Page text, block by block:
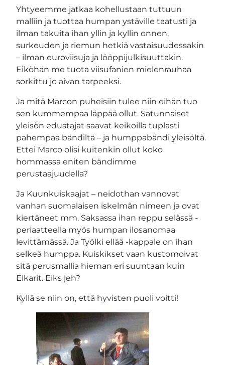
Yhtyeemme jatkaa kohellustaan tuttuun
malliin ja tuottaa humpan ystäville taatusti ja
ilman takuita ihan yllin ja kyllin onnen,
surkeuden ja riemun hetkiä vastaisuudessakin
– ilman euroviisuja ja lööppijulkisuuttakin.
Eiköhän me tuota viisufanien mielenrauhaa
sorkittu jo aivan tarpeeksi.
Ja mitä Marcon puheisiin tulee niin eihän tuo
sen kummempaa läppää ollut. Satunnaiset
yleisön edustajat saavat keikoilla tuplasti
pahempaa bändiltä – ja humppabändi yleisöltä.
Ettei Marco olisi kuitenkin ollut koko
hommassa eniten bändimme
perustaajuudella?
Ja Kuunkuiskaajat – neidothan vannovat
vanhan suomalaisen iskelmän nimeen ja ovat
kiertäneet mm. Saksassa ihan reppu selässä -
periaatteella myös humpan ilosanomaa
levittämässä. Ja Työlki ellää -kappale on ihan
selkeä humppa. Kuiskikset vaan kustomoivat
sitä perusmallia hieman eri suuntaan kuin
Elkarit. Eiks jeh?
Kyllä se niin on, että hyvisten puoli voitti!